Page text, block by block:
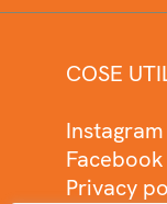
COSE
Instagram
Facebook
Privacy